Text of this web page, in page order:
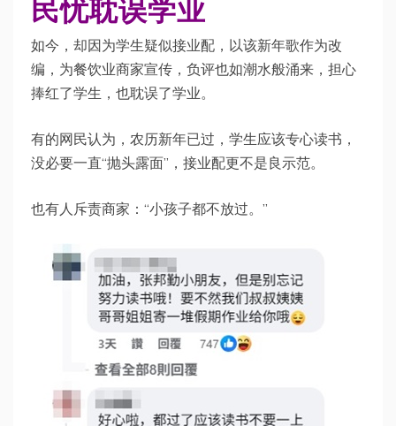
民忧耽误学业
如今，却因为学生疑似接业配，以该新年歌作为改
编，为餐饮业商家宣传，负评也如潮水般涌来，担心
捧红了学生，也耽误了学业。
有的网民认为，农历新年已过，学生应该专心读书，
没必要一直“抛头露面”，接业配更不是良示范。
也有人斥责商家：“小孩子都不放过。”